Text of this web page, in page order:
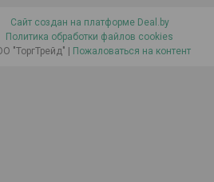
Сайт создан на платформе Deal.by
Политика обработки файлов cookies
"ТоргТрейд" | Пожаловаться на контент